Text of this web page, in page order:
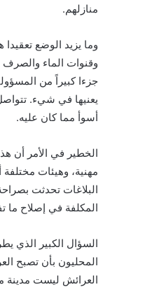
منازلهم.
وما يزيد الوضع
وقنوات الماء والصرف
جزءا كبيراً من
يعنيها في شيء.
أسوأ مما كان عليه.
الخطير في الأمر أن
مهنية، وهيئات مختلفة
البلاغات تحدثت
المكلفة في إصلاح ما
السؤال الكبير الذي
المحليون بأن تصبح
العرائش ليست مدينة